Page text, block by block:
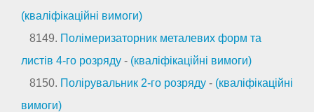
(кваліфікаційні вимоги)
8149. Полімеризаторник металевих форм та
листів 4-го розряду - (кваліфікаційні вимоги)
8150. Полірувальник 2-го розряду - (кваліфікаційні
вимоги)